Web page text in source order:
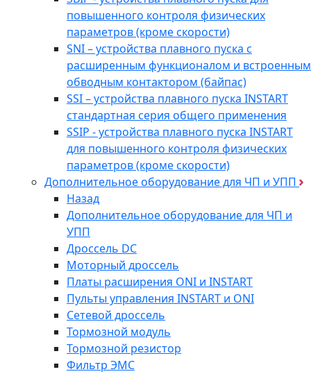
повышенного контроля физических
параметров (кроме скорости)
SNI – устройства плавного пуска с
расширенным функционалом и встроенным
обводным контактором (байпас)
SSI – устройства плавного пуска INSTART
стандартная серия общего применения
SSIP - устройства плавного пуска INSTART
для повышенного контроля физических
параметров (кроме скорости)
Дополнительное оборудование для ЧП и УПП
Назад
Дополнительное оборудование для ЧП и
УПП
Дроссель DC
Моторный дроссель
Платы расширения ONI и INSTART
Пульты управления INSTART и ONI
Сетевой дроссель
Тормозной модуль
Тормозной резистор
Фильтр ЭМС